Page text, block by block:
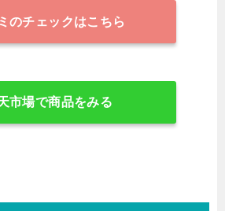
チェックはこちら
場で商品をみる